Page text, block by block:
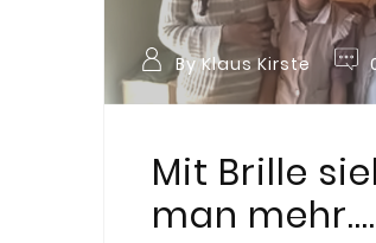
By Klaus Kirste
Mit Brille
man